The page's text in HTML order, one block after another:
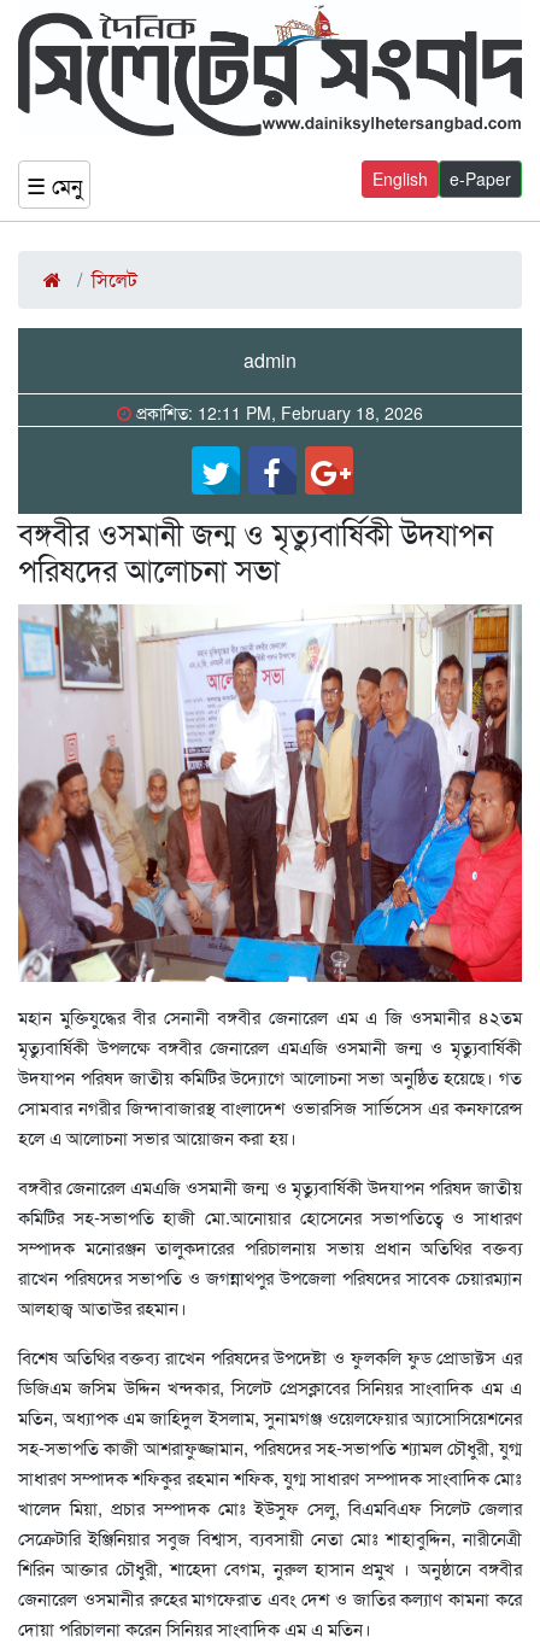
☰ মেনু e-Paper
English
সিলেট
admin
প্রকাশিত: 12:11 PM, February 18, 2026
বঙ্গবীর ওসমানী জন্ম ও মৃত্যুবার্ষিকী উদযাপন
পরিষদের আলোচনা সভা
মহান মুক্তিযুদ্ধের বীর সেনানী বঙ্গবীর জেনারেল এম এ জি ওসমানীর ৪২তম
মৃত্যুবার্ষিকী উপলক্ষে বঙ্গবীর জেনারেল এমএজি ওসমানী জন্ম ও মৃত্যুবার্ষিকী
উদযাপন পরিষদ জাতীয় কমিটির উদ্যোগে আলোচনা সভা অনুষ্ঠিত হয়েছে। গত
সোমবার নগরীর জিন্দাবাজারস্থ বাংলাদেশ ওভারসিজ সার্ভিসেস এর কনফারেন্স
হলে এ আলোচনা সভার আয়োজন করা হয়।
বঙ্গবীর জেনারেল এমএজি ওসমানী জন্ম ও মৃত্যুবার্ষিকী উদযাপন পরিষদ জাতীয়
কমিটির সহ-সভাপতি হাজী মো.আনোয়ার হোসেনের সভাপতিত্বে ও সাধারণ
সম্পাদক মনোরঞ্জন তালুকদারের পরিচালনায় সভায় প্রধান অতিথির বক্তব্য
রাখেন পরিষদের সভাপতি ও জগন্নাথপুর উপজেলা পরিষদের সাবেক চেয়ারম্যান
আলহাজ্ব আতাউর রহমান।
বিশেষ অতিথির বক্তব্য রাখেন পরিষদের উপদেষ্টা ও ফুলকলি ফুড প্রোডাক্টস এর
ডিজিএম জসিম উদ্দিন খন্দকার, সিলেট প্রেসক্লাবের সিনিয়র সাংবাদিক এম এ
মতিন, অধ্যাপক এম জাহিদুল ইসলাম, সুনামগঞ্জ ওয়েলফেয়ার অ্যাসোসিয়েশনের
সহ-সভাপতি কাজী আশরাফুজ্জামান, পরিষদের সহ-সভাপতি শ্যামল চৌধুরী, যুগ্ম
সাধারণ সম্পাদক শফিকুর রহমান শফিক, যুগ্ম সাধারণ সম্পাদক সাংবাদিক মোঃ
খালেদ মিয়া, প্রচার সম্পাদক মোঃ ইউসুফ সেলু, বিএমবিএফ সিলেট জেলার
সেক্রেটারি ইঞ্জিনিয়ার সবুজ বিশ্বাস, ব্যবসায়ী নেতা মোঃ শাহাবুদ্দিন, নারীনেত্রী
শিরিন আক্তার চৌধুরী, শাহেদা বেগম, নুরুল হাসান প্রমুখ । অনুষ্ঠানে বঙ্গবীর
জেনারেল ওসমানীর রুহের মাগফেরাত এবং দেশ ও জাতির কল্যাণ কামনা করে
দোয়া পরিচালনা করেন সিনিয়র সাংবাদিক এম এ মতিন।